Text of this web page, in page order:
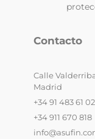
Contacto
Calle
Madrid
+34 91 483 61 02
+34 911 670 818